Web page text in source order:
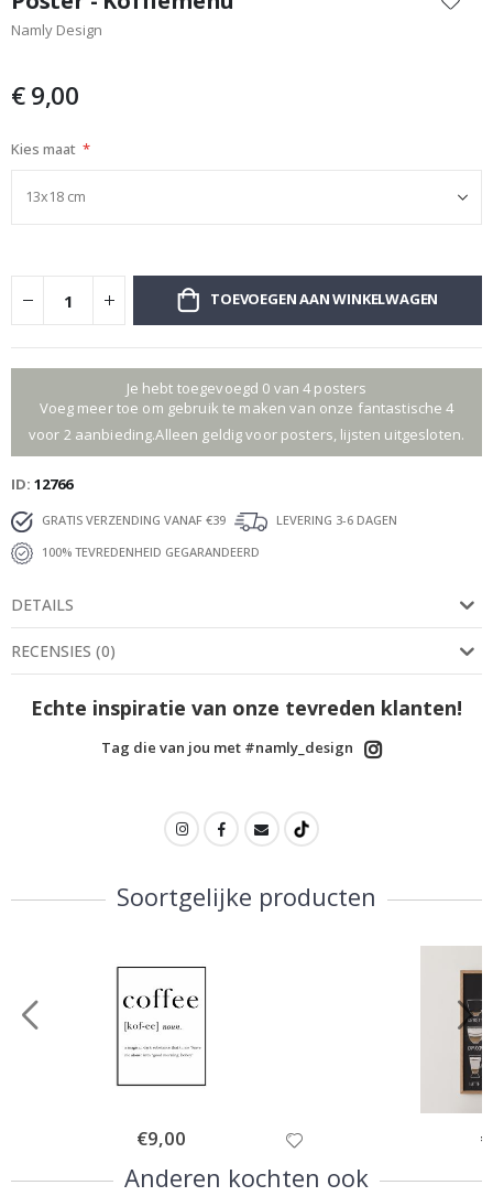
het
begin
afbeeldingen-
Namly Design
€ 9,00
Kies maat
TOEVOEGEN AAN WINKELWAGEN
Je hebt toegevoegd 0 van 4 posters
Voeg meer toe om gebruik te maken van onze fantastische 4
voor 2 aanbieding.Alleen geldig voor posters, lijsten uitgesloten.
ID 12766
GRATIS VERZENDING VANAF €39
LEVERING 3-6 DAGEN
100% TEVREDENHEID GEGARANDEERD
DETAILS
RECENSIES (0)
Echte inspiratie van onze tevreden klanten!
Tag die van jou met #namly_design
Soortgelijke producten
Special
Price
€9,00
Anderen kochten ook